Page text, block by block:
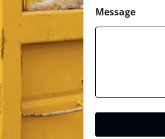
Message